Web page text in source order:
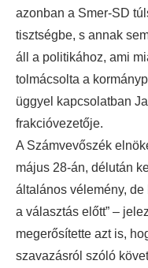
azonban a Smer-SD
tisztségbe, s annak
áll a politikához, ami
tolmácsolta a
üggyel kapcsolatban
frakcióvezetője.
A Számvevőszék
május 28-án, délután
általános vélemény,
a választás előtt” –
megerősítette azt is,
szavazásról szóló